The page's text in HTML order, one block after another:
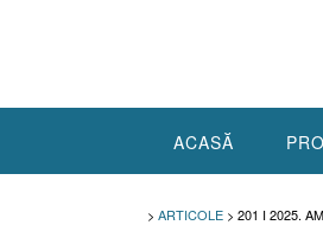
ACASĂ
> ARTICOLE > 201 I 2025.